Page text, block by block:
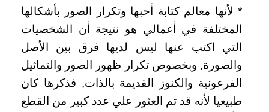
‏*‏ لأنها معالم كتابة أحبها وتكرار الصور بأشكالها
المختلفة في أعمالي هو نتيجة أن الشخصيات
التي اكتب عنها ليس لديها فرق بين الأصل
والصورة‏,‏ وبخصوص تكرار ظهور الصور والتماثيل
الفرعونية والكنوز القديمة بالذات‏,‏ فذكرها كان
طبيعيا لأنه قد تم العثور علي عدد كبير من القطع